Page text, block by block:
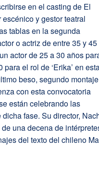
en el casting de El
y gestor teatral
tablas en la segunda
o actriz de entre 35 y 45
actor de 25 a 30 años
para el rol de ‘Erika’ en
beso, segundo
con esta convocatoria
están celebrando las
fase. Su director,
una decena de
del texto del chileno